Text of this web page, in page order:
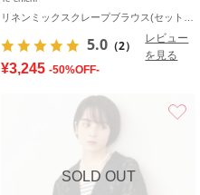
5.0 （2）
レビュー
を見る
¥3,245 -50%OFF-
SOLD OUT